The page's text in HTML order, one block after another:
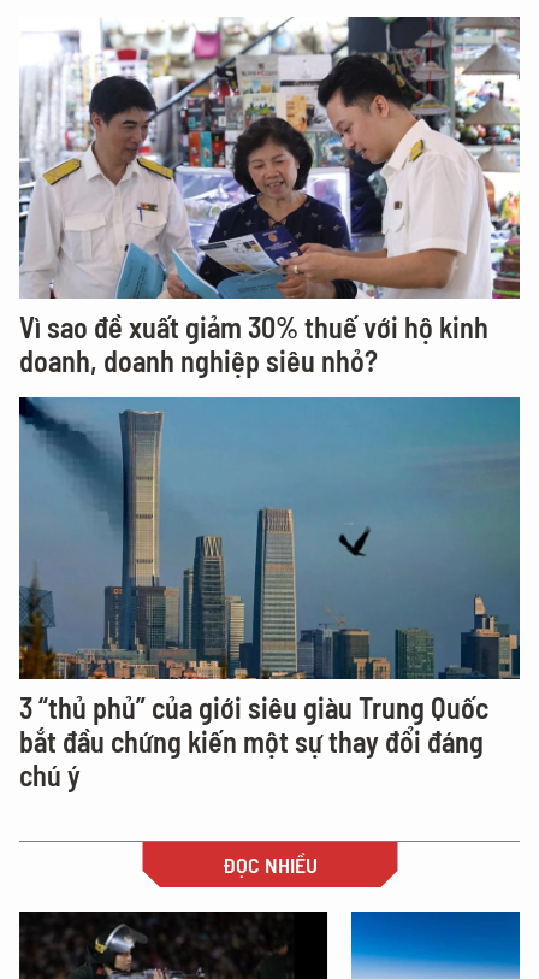
Vì sao đề xuất giảm 30% thuế với hộ kinh
doanh, doanh nghiệp siêu nhỏ?
3 “thủ phủ” của giới siêu giàu Trung Quốc
bắt đầu chứng kiến một sự thay đổi đáng
chú ý
ĐỌC NHIỀU